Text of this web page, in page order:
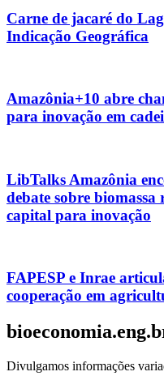
Carne de jacaré do
Indicação Geográfica
Amazônia+10 abre
para inovação em
LibTalks Amazônia
debate sobre
capital para inovação
FAPESP e Inrae
cooperação em
Divulgamos informações